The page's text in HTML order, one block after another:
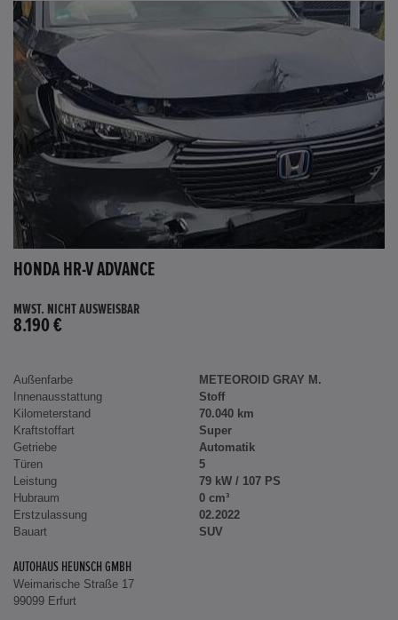
HONDA HR-V ADVANCE
MWST. NICHT AUSWEISBAR
8.190 €
Außenfarbe
METEOROID GRAY M.
Innenausstattung
Stoff
Kilometerstand
70.040 km
Kraftstoffart
Super
Getriebe
Automatik
Türen
5
Leistung
79 kW / 107 PS
Hubraum
0 cm³
Erstzulassung
02.2022
Bauart
SUV
AUTOHAUS HEUNSCH GMBH
Weimarische Straße 17
99099 Erfurt